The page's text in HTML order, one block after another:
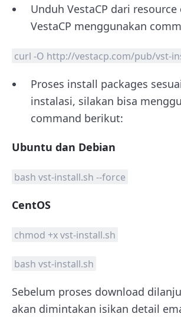
Unduh VestaCP dari resource
VestaCP menggunakan
curl -O http://vestacp.com/pub/vst-
Proses install packages
instalasi, silakan bisa
command berikut:
Ubuntu dan Debian
bash vst-install.sh --force
CentOS
chmod +x vst-install.sh
bash vst-install.sh
Sebelum proses download
akan dimintakan isikan detail